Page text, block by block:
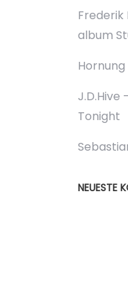
Frederik
album
J.D.Hive
Tonight
NEUESTE